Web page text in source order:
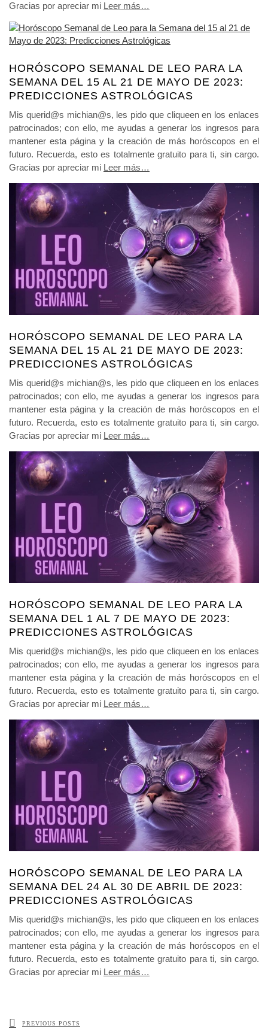
Gracias por apreciar mi Leer más…
HORÓSCOPO SEMANAL DE LEO PARA LA
SEMANA DEL 15 AL 21 DE MAYO DE 2023:
PREDICCIONES ASTROLÓGICAS
Mis querid@s michian@s, les pido que cliqueen en los enlaces
patrocinados; con ello, me ayudas a generar los ingresos para
mantener esta página y la creación de más horóscopos en el
futuro. Recuerda, esto es totalmente gratuito para ti, sin cargo.
Gracias por apreciar mi Leer más…
HORÓSCOPO SEMANAL DE LEO PARA LA
SEMANA DEL 15 AL 21 DE MAYO DE 2023:
PREDICCIONES ASTROLÓGICAS
Mis querid@s michian@s, les pido que cliqueen en los enlaces
patrocinados; con ello, me ayudas a generar los ingresos para
mantener esta página y la creación de más horóscopos en el
futuro. Recuerda, esto es totalmente gratuito para ti, sin cargo.
Gracias por apreciar mi Leer más…
HORÓSCOPO SEMANAL DE LEO PARA LA
SEMANA DEL 1 AL 7 DE MAYO DE 2023:
PREDICCIONES ASTROLÓGICAS
Mis querid@s michian@s, les pido que cliqueen en los enlaces
patrocinados; con ello, me ayudas a generar los ingresos para
mantener esta página y la creación de más horóscopos en el
futuro. Recuerda, esto es totalmente gratuito para ti, sin cargo.
Gracias por apreciar mi Leer más…
HORÓSCOPO SEMANAL DE LEO PARA LA
SEMANA DEL 24 AL 30 DE ABRIL DE 2023:
PREDICCIONES ASTROLÓGICAS
Mis querid@s michian@s, les pido que cliqueen en los enlaces
patrocinados; con ello, me ayudas a generar los ingresos para
mantener esta página y la creación de más horóscopos en el
futuro. Recuerda, esto es totalmente gratuito para ti, sin cargo.
Gracias por apreciar mi Leer más…
PREVIOUS POSTS